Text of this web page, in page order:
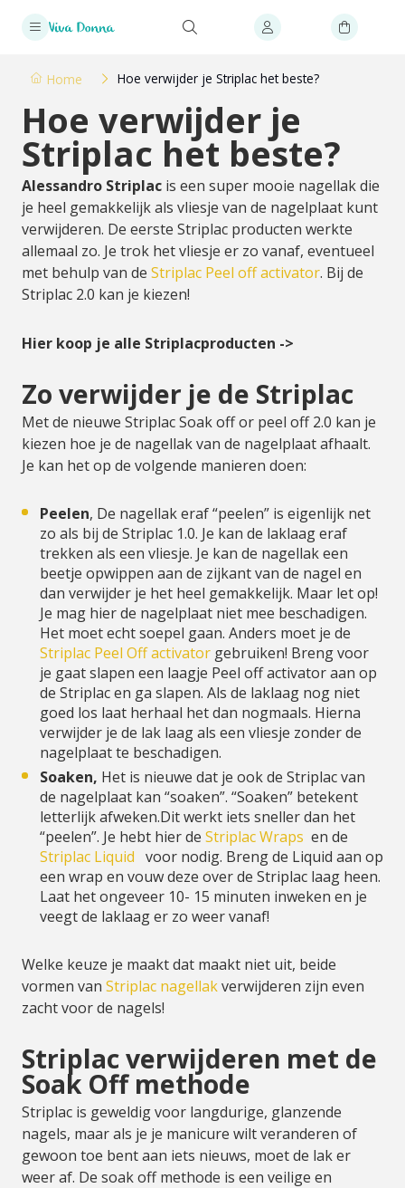
Home Hoe verwijder je Striplac het beste?
Hoe verwijder je
Striplac het beste?
Alessandro Striplac is een super mooie nagellak die
je heel gemakkelijk als vliesje van de nagelplaat kunt
verwijderen. De eerste Striplac producten werkte
allemaal zo. Je trok het vliesje er zo vanaf, eventueel
met behulp van de Striplac Peel off activator. Bij de
Striplac 2.0 kan je kiezen!
Hier koop je alle Striplacproducten ->
Zo verwijder je de Striplac
Met de nieuwe Striplac Soak off or peel off 2.0 kan je
kiezen hoe je de nagellak van de nagelplaat afhaalt.
Je kan het op de volgende manieren doen:
Peelen, De nagellak eraf “peelen” is eigenlijk net
zo als bij de Striplac 1.0. Je kan de laklaag eraf
trekken als een vliesje. Je kan de nagellak een
beetje opwippen aan de zijkant van de nagel en
dan verwijder je het heel gemakkelijk. Maar let op!
Je mag hier de nagelplaat niet mee beschadigen.
Het moet echt soepel gaan. Anders moet je de
Striplac Peel Off activator gebruiken! Breng voor
je gaat slapen een laagje Peel off activator aan op
de Striplac en ga slapen. Als de laklaag nog niet
goed los laat herhaal het dan nogmaals. Hierna
verwijder je de lak laag als een vliesje zonder de
nagelplaat te beschadigen.
Soaken, Het is nieuwe dat je ook de Striplac van
de nagelplaat kan “soaken”. “Soaken” betekent
letterlijk afweken.Dit werkt iets sneller dan het
“peelen”. Je hebt hier de Striplac Wraps en de
Striplac Liquid voor nodig. Breng de Liquid aan op
een wrap en vouw deze over de Striplac laag heen.
Laat het ongeveer 10- 15 minuten inweken en je
veegt de laklaag er zo weer vanaf!
Welke keuze je maakt dat maakt niet uit, beide
vormen van Striplac nagellakverwijderen zijn even
zacht voor de nagels!
Striplac verwijderen met de
Soak Off methode
Striplac is geweldig voor langdurige, glanzende
nagels, maar als je je manicure wilt veranderen of
gewoon toe bent aan iets nieuws, moet de lak er
weer af. De soak off methode is een veilige en